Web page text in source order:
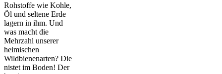
Rohstoffe wie Kohle,
Öl und seltene Erde
lagern in ihm. Und
was macht die
Mehrzahl unserer
heimischen
Wildbienenarten? Die
nistet im Boden! Der